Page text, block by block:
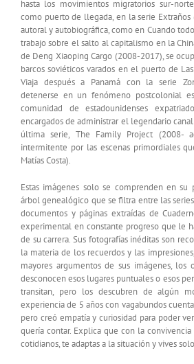
hasta los movimientos migratorios sur-
como puerto de llegada, en la serie
autoral y autobiográfica, como en Cuando
trabajo sobre el salto al capitalismo en la
de Deng Xiaoping Cargo (2008-2017), se
barcos soviéticos varados en el puerto de
Viaja después a Panamá con la serie
detenerse en un fenómeno postcolonial
comunidad de estadounidenses
encargados de administrar el legendario
última serie, The Family Project (2008-
intermitente por las escenas primordiales
Matías Costa).
Estas imágenes solo se comprenden en su
árbol genealógico que se filtra entre las
documentos y páginas extraídas de
experimental en constante progreso que le
de su carrera. Sus fotografías inéditas son
la materia de los recuerdos y las
mayores argumentos de sus imágenes, los
desconocen esos lugares puntuales o esos
transitan, pero los descubren de algún
experiencia de 5 años con vagabundos
pero creó empatía y curiosidad para poder
quería contar. Explica que con la
cotidianos, te adaptas a la situación y vives